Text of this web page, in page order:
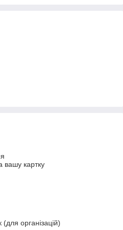
вашу картку
(для організацій)